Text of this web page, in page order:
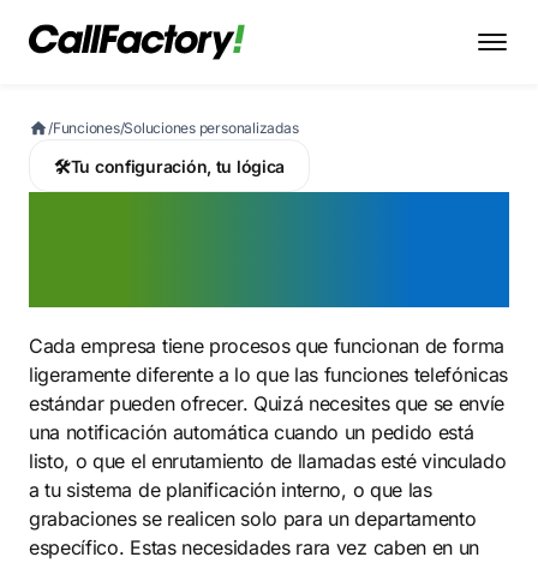
/Funciones/Soluciones personalizadas
🛠️Tu configuración, tu lógica
Cada empresa tiene procesos que funcionan de forma
ligeramente diferente a lo que las funciones telefónicas
estándar pueden ofrecer. Quizá necesites que se envíe
una notificación automática cuando un pedido está
listo, o que el enrutamiento de llamadas esté vinculado
a tu sistema de planificación interno, o que las
grabaciones se realicen solo para un departamento
específico. Estas necesidades rara vez caben en un